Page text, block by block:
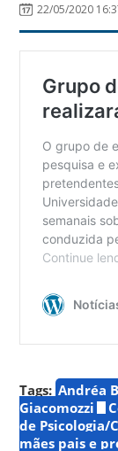
22/05/2020
Tags: Andréa
Giacomozzi
de Psicologia/
mães pais e